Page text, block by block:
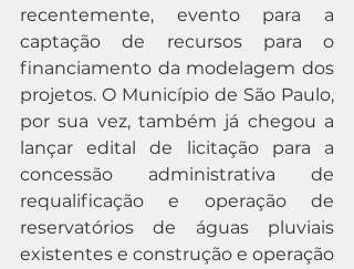
recentemente, evento para a
captação de recursos para o
financiamento da modelagem dos
projetos. O Município de São Paulo,
por sua vez, também já chegou a
lançar edital de licitação para a
concessão administrativa de
requalificação e operação de
reservatórios de águas pluviais
existentes e construção e operação